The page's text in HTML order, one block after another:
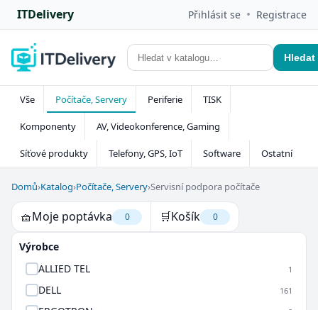
ITDelivery Přihlásit se • Registrace
Hledat
Vše Počítače, Servery Periferie TISK
Komponenty AV, Videokonference, Gaming
Síťové produkty Telefony, GPS, IoT Software Ostatní
Domů›Katalog›Počítače, Servery›Servisní podpora počítače
🧺Moje poptávka 0 🛒Košík 0
Výrobce
ALLIED TEL
1
DELL 161